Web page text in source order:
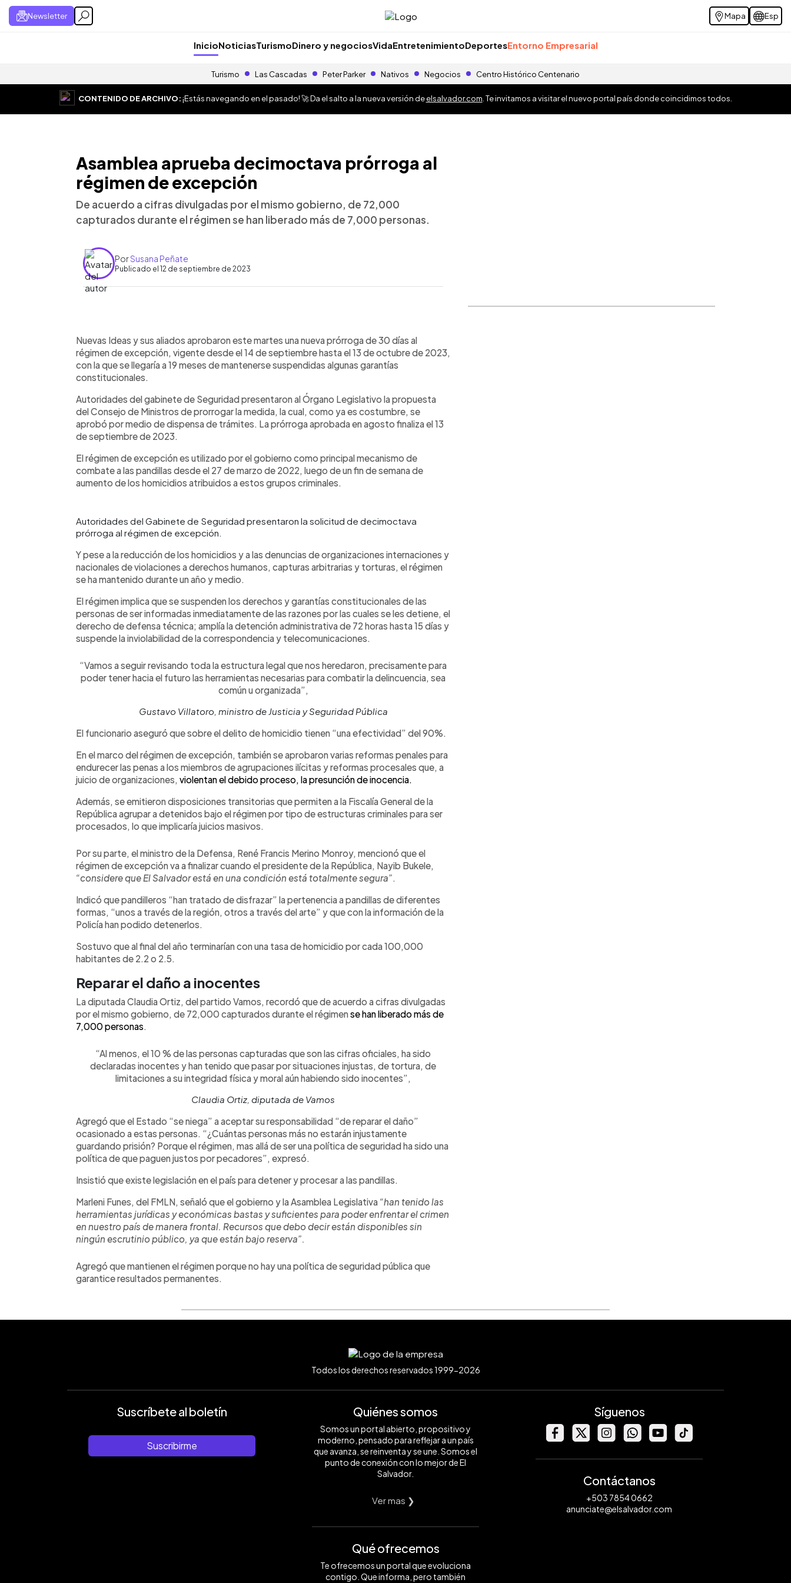
Newsletter Mapa Esp
InicioNoticiasTurismoDinero y negociosVidaEntretenimientoDeportesEntorno Empresarial
Turismo Las Cascadas Peter Parker Nativos Negocios Centro Histórico Centenario
CONTENIDO DE ARCHIVO:¡Estás navegando en el pasado! 🚀 Da el salto a la nueva versión deelsalvador.com . Te invitamos a visitar el nuevo portal país donde coincidimos todos.
Asamblea aprueba decimoctava prórroga al
régimen de excepción
De acuerdo a cifras divulgadas por el mismo gobierno, de 72,000
capturados durante el régimen se han liberado más de 7,000 personas.
PorSusana Peñate
Publicado el 12 de septiembre de 2023
► Escuchar artículo
Nuevas Ideas y sus aliados aprobaron este martes una nueva prórroga de 30 días al
régimen de excepción, vigente desde el 14 de septiembre hasta el 13 de octubre de 2023,
con la que se llegaría a 19 meses de mantenerse suspendidas algunas garantías
constitucionales.
Autoridades del gabinete de Seguridad presentaron al Órgano Legislativo la propuesta
del Consejo de Ministros de prorrogar la medida, la cual, como ya es costumbre, se
aprobó por medio de dispensa de trámites. La prórroga aprobada en agosto finaliza el 13
de septiembre de 2023.
El régimen de excepción es utilizado por el gobierno como principal mecanismo de
combate a las pandillas desde el 27 de marzo de 2022, luego de un fin de semana de
aumento de los homicidios atribuidos a estos grupos criminales.
Autoridades del Gabinete de Seguridad presentaron la solicitud de decimoctava
prórroga al régimen de excepción.
Y pese a la reducción de los homicidios y a las denuncias de organizaciones internaciones y
nacionales de violaciones a derechos humanos, capturas arbitrarias y torturas, el régimen
se ha mantenido durante un año y medio.
El régimen implica que se suspenden los derechos y garantías constitucionales de las
personas de ser informadas inmediatamente de las razones por las cuales se les detiene, el
derecho de defensa técnica; amplía la detención administrativa de 72 horas hasta 15 días y
suspende la inviolabilidad de la correspondencia y telecomunicaciones.
“Vamos a seguir revisando toda la estructura legal que nos heredaron, precisamente para
poder tener hacia el futuro las herramientas necesarias para combatir la delincuencia, sea
común u organizada”,
Gustavo Villatoro, ministro de Justicia y Seguridad Pública
El funcionario aseguró que sobre el delito de homicidio tienen “una efectividad” del 90%.
En el marco del régimen de excepción, también se aprobaron varias reformas penales para
endurecer las penas a los miembros de agrupaciones ilícitas y reformas procesales que, a
juicio de organizaciones, violentan el debido proceso, la presunción de inocencia.
Además, se emitieron disposiciones transitorias que permiten a la Fiscalía General de la
República agrupar a detenidos bajo el régimen por tipo de estructuras criminales para ser
procesados, lo que implicaría juicios masivos.
Por su parte, el ministro de la Defensa, René Francis Merino Monroy, mencionó que el
régimen de excepción va a finalizar cuando el presidente de la República, Nayib Bukele,
“considere que El Salvador está en una condición está totalmente segura”.
Indicó que pandilleros “han tratado de disfrazar” la pertenencia a pandillas de diferentes
formas, “unos a través de la región, otros a través del arte” y que con la información de la
Policía han podido detenerlos.
Sostuvo que al final del año terminarían con una tasa de homicidio por cada 100,000
habitantes de 2.2 o 2.5.
Reparar el daño a inocentes
La diputada Claudia Ortiz, del partido Vamos, recordó que de acuerdo a cifras divulgadas
por el mismo gobierno, de 72,000 capturados durante el régimense han liberado más de
7,000 personas.
“Al menos, el 10 % de las personas capturadas que son las cifras oficiales, ha sido
declaradas inocentes y han tenido que pasar por situaciones injustas, de tortura, de
limitaciones a su integridad física y moral aún habiendo sido inocentes”,
Claudia Ortiz, diputada de Vamos
Agregó que el Estado “se niega” a aceptar su responsabilidad “de reparar el daño”
ocasionado a estas personas. “¿Cuántas personas más no estarán injustamente
guardando prisión? Porque el régimen, mas allá de ser una política de seguridad ha sido una
política de que paguen justos por pecadores”, expresó.
Insistió que existe legislación en el país para detener y procesar a las pandillas.
Marleni Funes, del FMLN, señaló que el gobierno y la Asamblea Legislativa “han tenido las
herramientas jurídicas y económicas bastas y suficientes para poder enfrentar el crimen
en nuestro país de manera frontal. Recursos que debo decir están disponibles sin
ningún escrutinio público, ya que están bajo reserva”.
Agregó que mantienen el régimen porque no hay una política de seguridad pública que
garantice resultados permanentes.
Todos los derechos reservados 1999-2026
Suscríbete al boletín
Suscribirme
Quiénes somos
Somos un portal abierto, propositivo y
moderno, pensado para reflejar a un país
que avanza, se reinventa y se une. Somos el
punto de conexión con lo mejor de El
Salvador.
Ver mas ❯
Qué ofrecemos
Te ofrecemos un portal que evoluciona
contigo. Que informa, pero también
Síguenos
Contáctanos
+503 7854 0662
anunciate@elsalvador.com